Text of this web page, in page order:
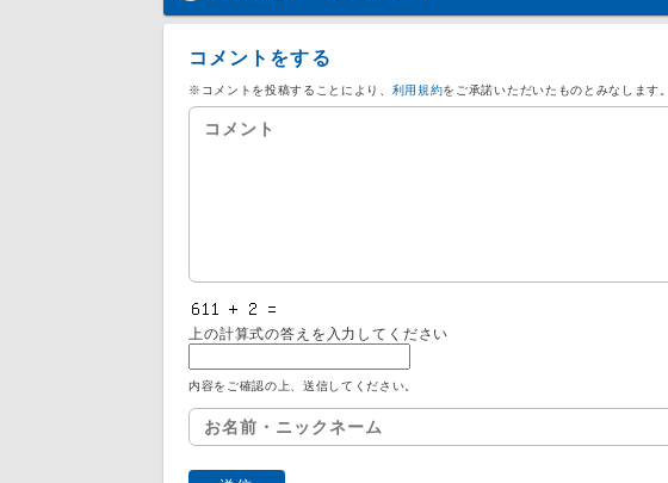
コメントをする
※コメントを投稿することにより、 利用規約をご承諾いただいたものとみなします。
上の計算式の答えを入力してください
内容をご確認の上、送信してください。